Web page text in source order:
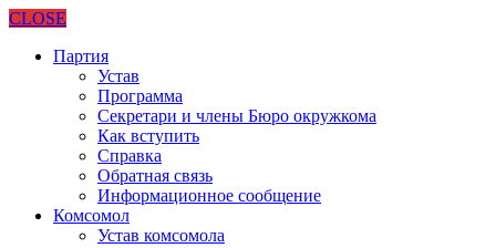
CLOSE
Партия
Устав
Программа
Секретари и члены Бюро окружкома
Как вступить
Справка
Обратная связь
Информационное сообщение
Комсомол
Устав комсомола